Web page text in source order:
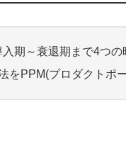
期～衰退期まで4つ
をPPM(プロダクトポ